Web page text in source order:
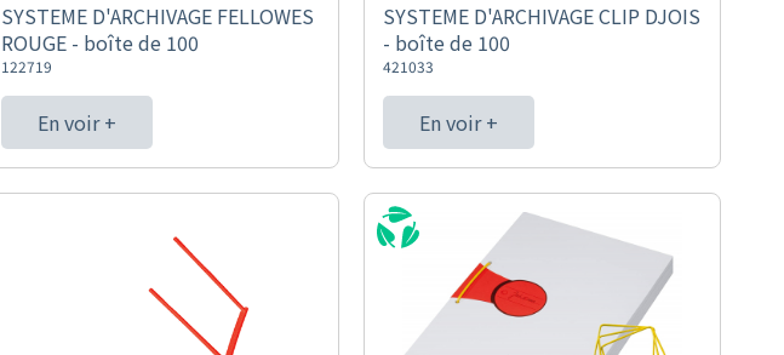
SYSTEME D'ARCHIVAGE FELLOWES
ROUGE - boîte de 100
122719
En voir +
SYSTEME D'ARCHIVAGE CLIP DJOIS
- boîte de 100
421033
En voir +